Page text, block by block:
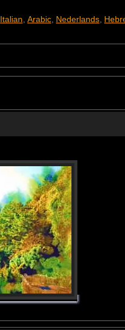
Italian, Arabic, Nederlands,